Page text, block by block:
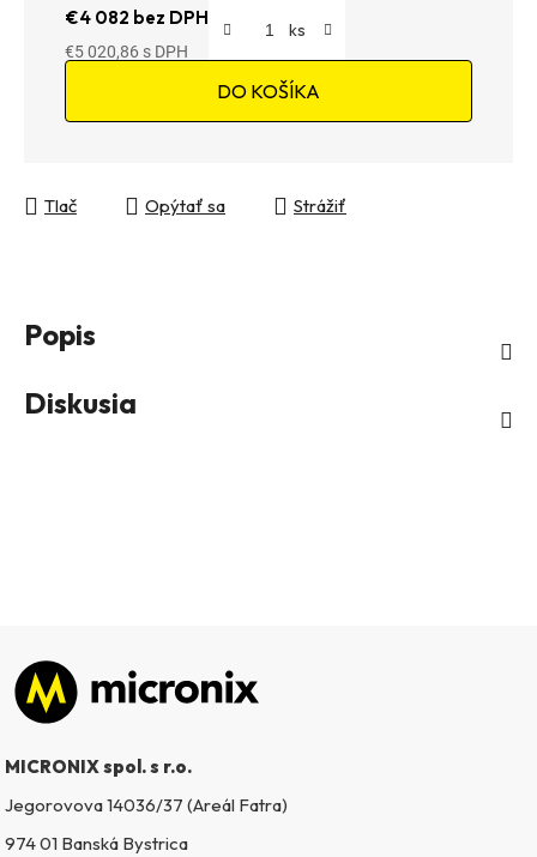
€4 082 bez DPH
€5 020,86
DO KOŠÍKA
Tlač Opýtať sa Strážiť
Popis
Diskusia
Zápätie
MICRONIX spol. s r.o.
Jegorovova 14036/37 (Areál Fatra)
974 01 Banská Bystrica